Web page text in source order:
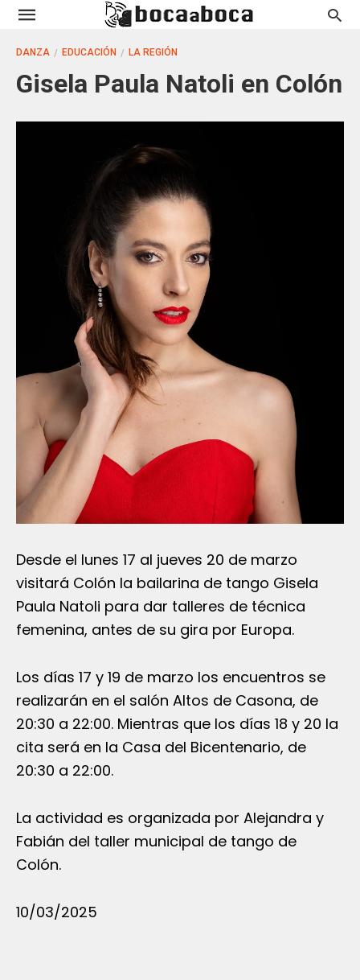
DANZA EDUCACIÓN LA REGIÓN
Gisela Paula Natoli en Colón
Desde el lunes 17 al jueves 20 de marzo
visitará Colón la bailarina de tango Gisela
Paula Natoli para dar talleres de técnica
femenina, antes de su gira por Europa.
Los días 17 y 19 de marzo los encuentros se
realizarán en el salón Altos de Casona, de
20:30 a 22:00. Mientras que los días 18 y 20 la
cita será en la Casa del Bicentenario, de
20:30 a 22:00.
La actividad es organizada por Alejandra y
Fabián del taller municipal de tango de
Colón.
10/03/2025